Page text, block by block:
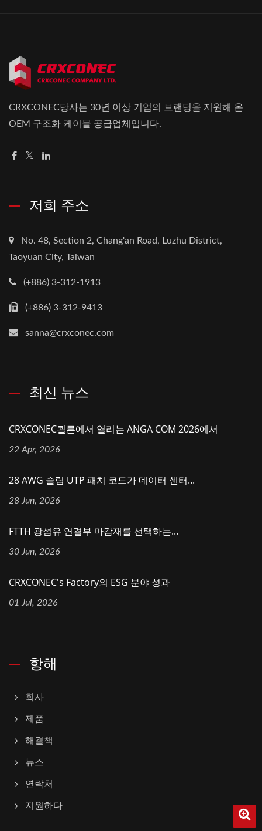
CRXCONEC당사는 30년 이상 기업의 브랜딩을 지원해 온
OEM 구조화 케이블 공급업체입니다.
저희 주소
No. 48, Section 2, Chang'an Road, Luzhu District,
Taoyuan City, Taiwan
(+886) 3-312-1913
(+886) 3-312-9413
sanna@crxconec.com
최신 뉴스
CRXCONEC쾰른에서 열리는 ANGA COM 2026에서
22 Apr, 2026
28 AWG 슬림 UTP 패치 코드가 데이터 센터...
28 Jun, 2026
FTTH 광섬유 연결부 마감재를 선택하는...
30 Jun, 2026
CRXCONEC's Factory의 ESG 분야 성과
01 Jul, 2026
항해
회사
제품
해결책
뉴스
연락처
지원하다